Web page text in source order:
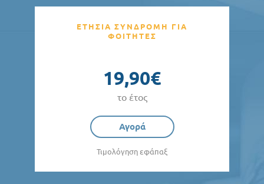
ΕΤΗΣΙΑ ΣΥΝΔΡΟΜΗ ΓΙΑ
ΦΟΙΤΗΤΕΣ
19,90€
το έτος
Αγορά
Τιμολόγηση εφάπαξ